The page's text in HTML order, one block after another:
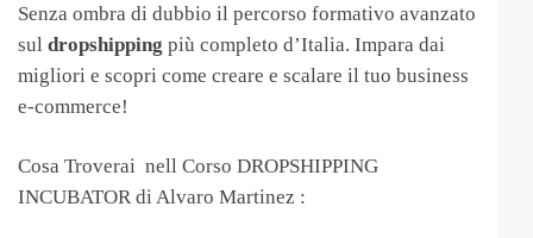
Senza ombra di dubbio il percorso formativo avanzato
sul dropshipping più completo d’Italia. Impara dai
migliori e scopri come creare e scalare il tuo business
e-commerce!
Cosa Troverai nell Corso DROPSHIPPING
INCUBATOR di Alvaro Martinez :